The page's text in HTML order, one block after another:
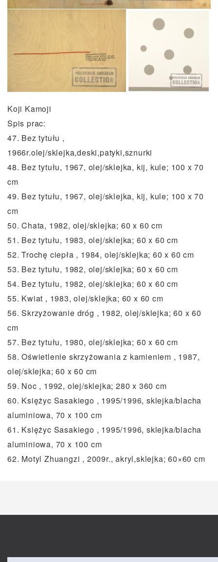
Koji Kamoji
Spis prac:
47. Bez tytułu ,
1966r.olej/sklejka,deski,patyki,sznurki
48. Bez tytułu, 1967, olej/sklejka, kij, kule; 100 x 70
cm
49. Bez tytułu, 1967, olej/sklejka, kij, kule; 100 x 70
cm
50. Chata, 1982, olej/sklejka; 60 x 60 cm
51. Bez tytułu, 1983, olej/sklejka; 60 x 60 cm
52. Trochę ciepła , 1984, olej/sklejka; 60 x 60 cm
53. Bez tytułu, 1982, olej/sklejka; 60 x 60 cm
54. Bez tytułu, 1982, olej/sklejka; 60 x 60 cm
55. Kwiat , 1983, olej/sklejka; 60 x 60 cm
56. Skrzyżowanie dróg , 1982, olej/sklejka; 60 x 60
cm
57. Bez tytułu, 1980, olej/sklejka; 60 x 60 cm
58. Oświetlenie skrzyżowania z kamieniem , 1987,
olej/sklejka; 60 x 60 cm
59. Noc , 1992, olej/sklejka; 280 x 360 cm
60. Księżyc Sasakiego , 1995/1996, sklejka/blacha
aluminiowa, 70 x 100 cm
61. Księżyc Sasakiego , 1995/1996, sklejka/blacha
aluminiowa, 70 x 100 cm
62. Motyl Zhuangzi , 2009r., akryl,sklejka; 60×60 cm